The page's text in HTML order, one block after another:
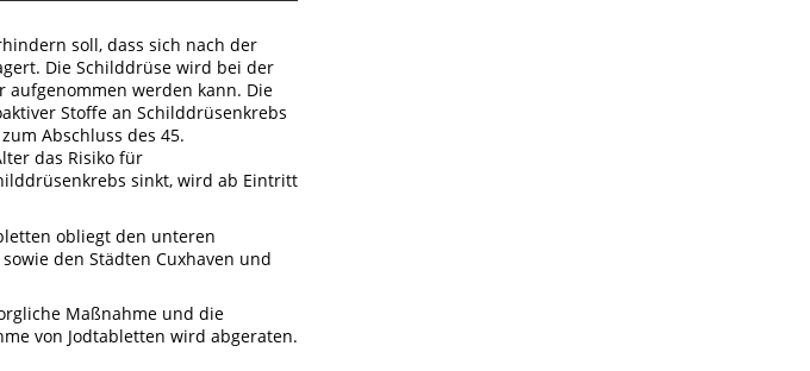
soll, dass sich nach der
Die Schilddrüse wird bei der
aufgenommen werden kann. Die
Stoffe an Schilddrüsenkrebs
Abschluss des 45.
das Risiko für
sinkt, wird ab Eintritt
obliegt den unteren
den Städten Cuxhaven und
Maßnahme und die
von Jodtabletten wird abgeraten.